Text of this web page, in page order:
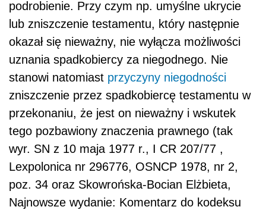
podrobienie. Przy czym np. umyślne ukrycie
lub zniszczenie testamentu, który następnie
okazał się nieważny, nie wyłącza możliwości
uznania spadkobiercy za niegodnego. Nie
stanowi natomiast przyczyny niegodności
zniszczenie przez spadkobiercę testamentu w
przekonaniu, że jest on nieważny i wskutek
tego pozbawiony znaczenia prawnego (tak
wyr. SN z 10 maja 1977 r., I CR 207/77 ,
Lexpolonica nr 296776, OSNCP 1978, nr 2,
poz. 34 oraz Skowrońska-Bocian Elżbieta,
Najnowsze wydanie: Komentarz do kodeksu